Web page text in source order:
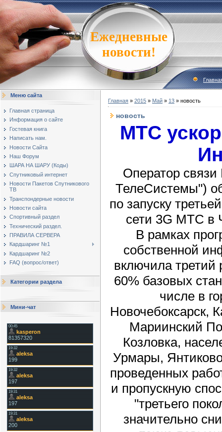
Ежедневные
новости!
Меню сайта
Главная страница
Информация о сайте
Гостевая книга
Написать нам.
Новости Сайта
Наш Форум
ШАРА НА ШАРУ (Коды)
Спутниковый интернет
Новости Пакетов Спутникового
ТВ
Транспондерные новости
Новости сайта
Спортивный раздел
Технический раздел.
ПРАВИЛА СЕРВЕРА
Кардшаринг №1
Кардшаринг №2
FAQ (вопрос/ответ)
Категории раздела
Мини-чат
Главная » 2015 » Май » 13 » новость
новость
МТС
Оператор
ТелеСистемы")
по запуску
сети 3G МТС в
В рамках
собственной
включила третий
60% базовых
числе в
Новочебоксарск,
Мариинский
Козловка,
Урмары,
проведенных
и пропускную
"третьего
значительно